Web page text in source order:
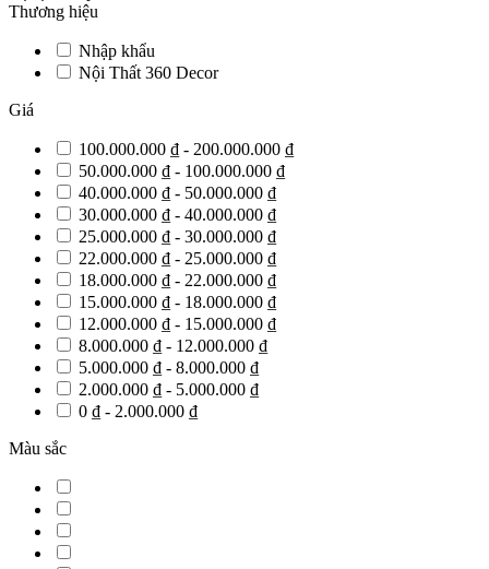
Thương hiệu
Nhập khẩu
Nội Thất 360 Decor
Giá
100.000.000 ₫ - 200.000.000 ₫
50.000.000 ₫ - 100.000.000 ₫
40.000.000 ₫ - 50.000.000 ₫
30.000.000 ₫ - 40.000.000 ₫
25.000.000 ₫ - 30.000.000 ₫
22.000.000 ₫ - 25.000.000 ₫
18.000.000 ₫ - 22.000.000 ₫
15.000.000 ₫ - 18.000.000 ₫
12.000.000 ₫ - 15.000.000 ₫
8.000.000 ₫ - 12.000.000 ₫
5.000.000 ₫ - 8.000.000 ₫
2.000.000 ₫ - 5.000.000 ₫
0 ₫ - 2.000.000 ₫
Màu sắc